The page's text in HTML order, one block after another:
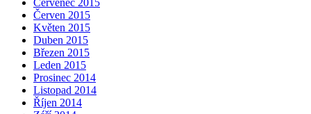
Červen 2015
Květen 2015
Duben 2015
Březen 2015
Leden 2015
Prosinec 2014
Listopad 2014
Říjen 2014